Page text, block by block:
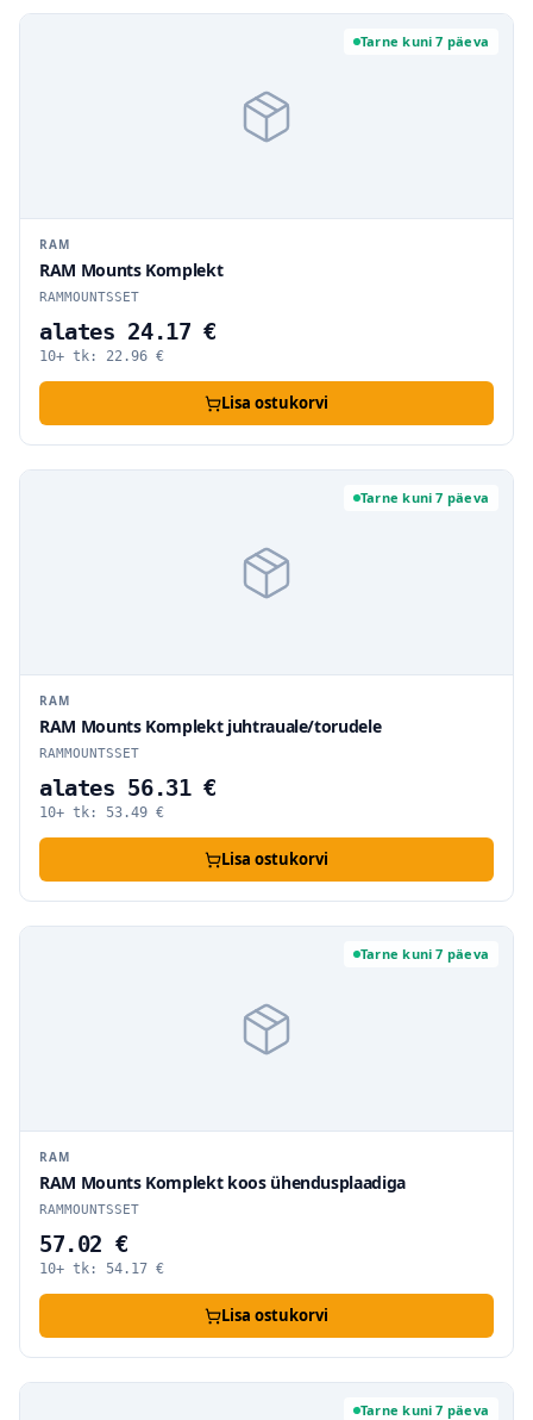
Tarne kuni 7 päeva
RAM
RAM Mounts Komplekt
RAMMOUNTSSET
alates 24.17 €
10+ tk: 22.96 €
Lisa ostukorvi
Tarne kuni 7 päeva
RAM
RAM Mounts Komplekt juhtrauale/torudele
RAMMOUNTSSET
alates 56.31 €
10+ tk: 53.49 €
Lisa ostukorvi
Tarne kuni 7 päeva
RAM
RAM Mounts Komplekt koos ühendusplaadiga
RAMMOUNTSSET
57.02 €
10+ tk: 54.17 €
Lisa ostukorvi
Tarne kuni 7 päeva